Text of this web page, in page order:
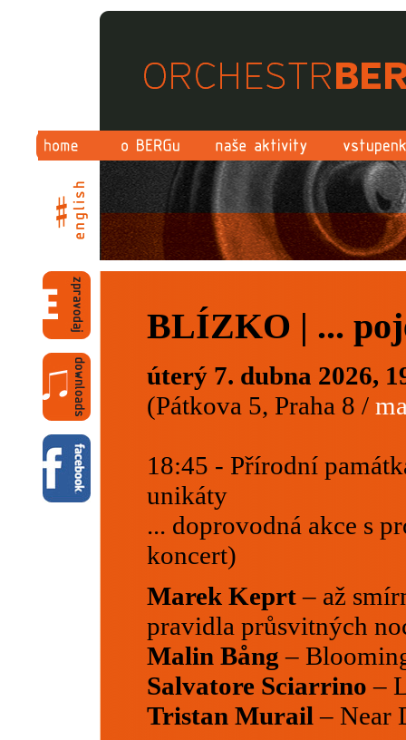
BLÍZKO | ...
úterý 7. dubna 2026,
(Pátkova 5, Praha 8 /
18:45 - Přírodní
unikáty
... doprovodná akce s
koncert)
Marek Keprt– až
pravidla průsvitných
Malin Bång –
Salvatore Sciarrino –
Tristan Murail – Near